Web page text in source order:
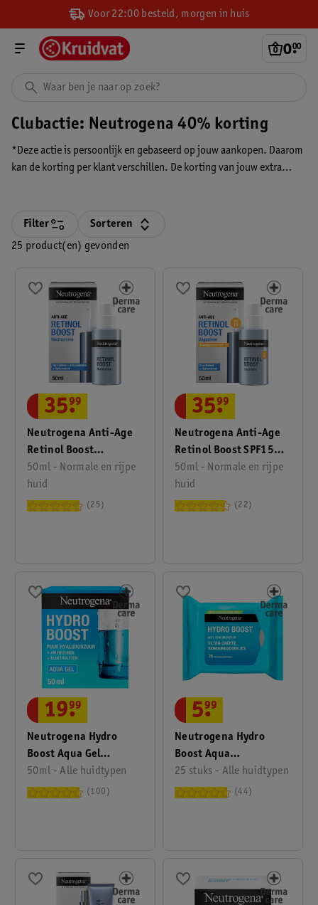
Voor 22:00 besteld, morgen in huis
0.
00
Clubactie: Neutrogena 40% korting
*Deze actie is persoonlijk en gebaseerd op jouw aankopen. Daarom
kan de korting per klant verschillen. De korting van jouw extra
geactiveerd. Je ziet de korting altijd voordat je betaalt.
25 product(en) gevonden
Filter Sorteren
Neutrogena Anti-Age
Retinol Boost
Nachtcrème
50ml - Normale en rijpe
huid
35.
99
25
Neutrogena Anti-Age
Retinol Boost SPF15
Dagcrème
50ml - Normale en rijpe
huid
35.
99
22
Neutrogena Hydro
Boost Aqua Gel
Dagcrème
50ml - Alle huidtypen
19.
99
100
Neutrogena Hydro
Boost Aqua
Reinigingsdoekjes
25 stuks - Alle huidtypen
5.
99
44